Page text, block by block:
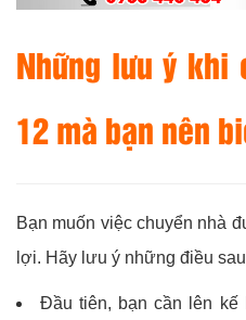
Những lưu ý khi
12 mà bạn nên
Bạn muốn việc chuyển nhà
lợi. Hãy lưu ý những điều
Đầu tiên, bạn cần lên kế